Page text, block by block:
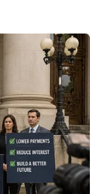
(VNews)